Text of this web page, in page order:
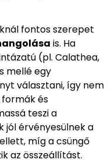
fontos szerepet
is. Ha
(pl. Calathea,
mellé egy
választani, így nem
formák és
teszi a
jól érvényesülnek a
míg a csüngő
az összeállítást.